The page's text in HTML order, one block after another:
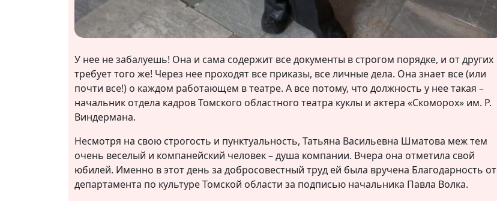
У нее не забалуешь! Она и сама содержит все документы в строгом порядке, и от других
требует того же! Через нее проходят все приказы, все личные дела. Она знает все (или
почти все!) о каждом работающем в театре. А все потому, что должность у нее такая –
начальник отдела кадров Томского областного театра куклы и актера «Скоморох» им. Р.
Виндермана.
Несмотря на свою строгость и пунктуальность, Татьяна Васильевна Шматова меж тем
очень веселый и компанейский человек – душа компании. Вчера она отметила свой
юбилей. Именно в этот день за добросовестный труд ей была вручена Благодарность от
департамента по культуре Томской области за подписью начальника Павла Волка.